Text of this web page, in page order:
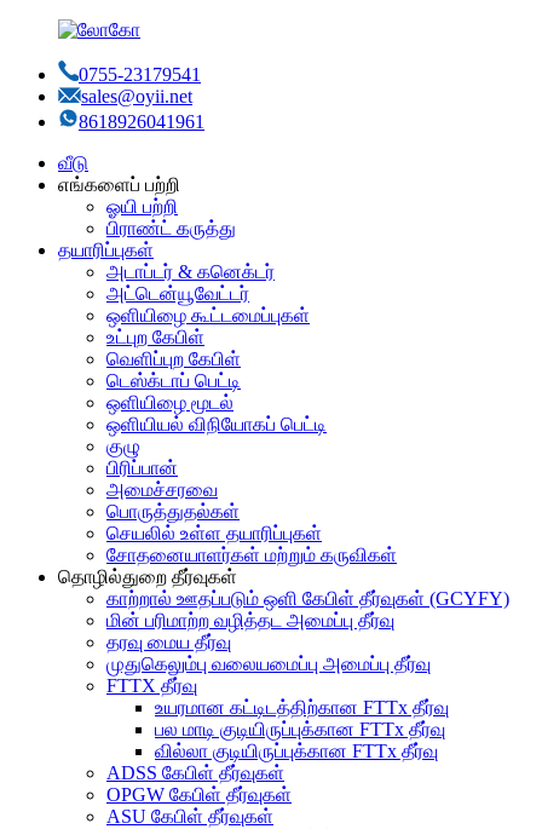
0755-23179541
sales@oyii.net
8618926041961
வீடு
எங்களைப் பற்றி
ஓயி பற்றி
பிராண்ட் கருத்து
தயாரிப்புகள்
அடாப்டர் & கனெக்டர்
அட்டென்யூவேட்டர்
ஒளியிழை கூட்டமைப்புகள்
உட்புற கேபிள்
வெளிப்புற கேபிள்
டெஸ்க்டாப் பெட்டி
ஒளியிழை மூடல்
ஒளியியல் விநியோகப் பெட்டி
குழு
பிரிப்பான்
அமைச்சரவை
பொருத்துதல்கள்
செயலில் உள்ள தயாரிப்புகள்
சோதனையாளர்கள் மற்றும் கருவிகள்
தொழில்துறை தீர்வுகள்
காற்றால் ஊதப்படும் ஒளி கேபிள் தீர்வுகள் (GCYFY)
மின் பரிமாற்ற வழித்தட அமைப்பு தீர்வு
தரவு மைய தீர்வு
முதுகெலும்பு வலையமைப்பு அமைப்பு தீர்வு
FTTX தீர்வு
உயரமான கட்டிடத்திற்கான FTTx தீர்வு
பல மாடி குடியிருப்புக்கான FTTx தீர்வு
வில்லா குடியிருப்புக்கான FTTx தீர்வு
ADSS கேபிள் தீர்வுகள்
OPGW கேபிள் தீர்வுகள்
ASU கேபிள் தீர்வுகள்